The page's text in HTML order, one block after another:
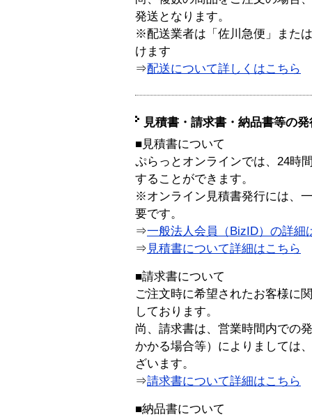
発送となります。
※配送業者は「佐川急便」また
けます
⇒配送について詳しくはこちら
見積書・請求書・納品書等の
■見積書について
ぷらっとオンラインでは、24時
することができます。
※オンライン見積書発行には、
要です。
⇒一般法人会員（BizID）の詳細
⇒ 見積書について詳細はこちら
■請求書について
ご注文時に希望されたお客様に
しております。
尚、請求書は、営業時間内での
かかる場合等）によりましては
ざいます。
⇒請求書について詳細はこちら
■納品書について